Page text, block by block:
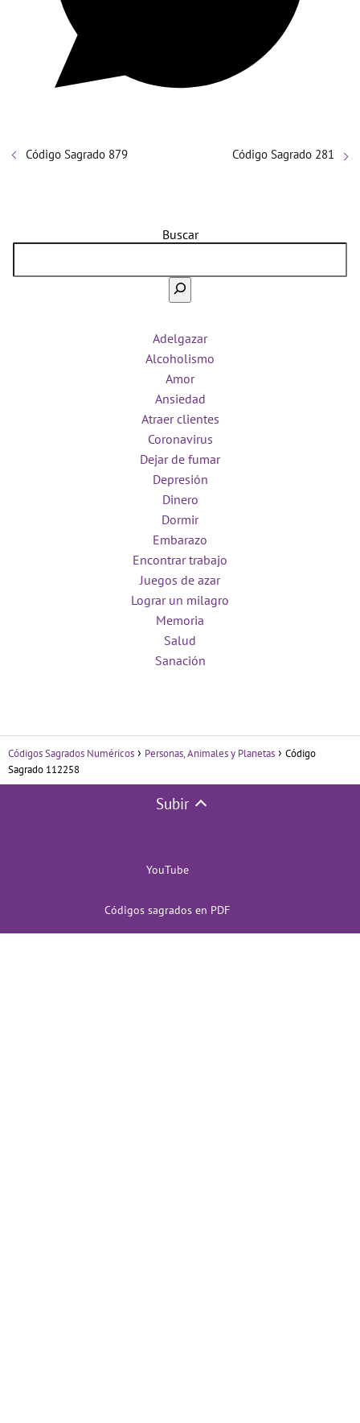
Código Sagrado 879 Código Sagrado 281
Buscar
Adelgazar
Alcoholismo
Amor
Ansiedad
Atraer clientes
Coronavirus
Dejar de fumar
Depresión
Dinero
Dormir
Embarazo
Encontrar trabajo
Juegos de azar
Lograr un milagro
Memoria
Salud
Sanación
Códigos Sagrados Numéricos Personas, Animales y Planetas
Código
Sagrado 112258
Subir
YouTube
Códigos sagrados en PDF